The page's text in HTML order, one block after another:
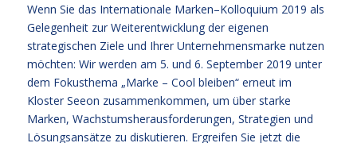
Wenn Sie das Internationale Marken–Kolloquium 2019 als
Gelegenheit zur Weiterentwicklung der eigenen
strategischen Ziele und Ihrer Unternehmensmarke nutzen
möchten: Wir werden am 5. und 6. September 2019 unter
dem Fokusthema „Marke – Cool bleiben“ erneut im
Kloster Seeon zusammenkommen, um über starke
Marken, Wachstumsherausforderungen, Strategien und
Lösungsansätze zu diskutieren. Ergreifen Sie jetzt die